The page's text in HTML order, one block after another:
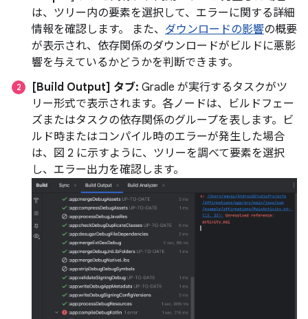
は、ツリー内の要素を選択して、エラーに関する詳細
情報を確認します。 また、 ダウンロードの影響の概要
が表示され、依存関係のダウンロードがビルドに悪影
響を与えているかどうかを判断できます。
[Build Output] タブ: Gradle が実行するタスクがツ
リー形式で表示されます。各ノードは、ビルドフェー
ズまたはタスクの依存関係のグループを表します。ビ
ルド時またはコンパイル時のエラーが発生した場合
は、図 2 に示すように、ツリーを調べて要素を選択
し、エラー出力を確認します。